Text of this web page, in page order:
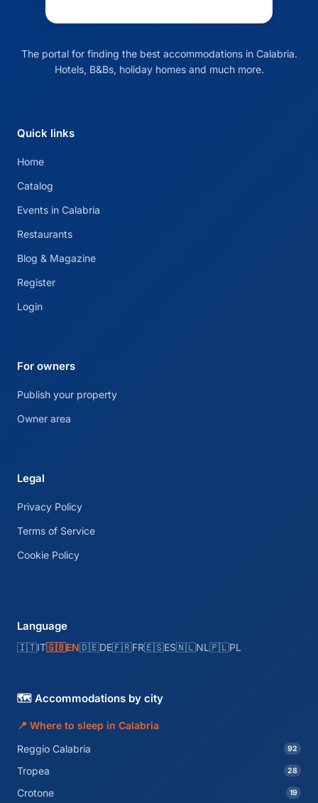
The portal for finding the best accommodations in Calabria.
Hotels, B&Bs, holiday homes and much more.
Quick links
Home
Catalog
Events in Calabria
Restaurants
Blog & Magazine
Register
Login
For owners
Publish your property
Owner area
Legal
Privacy Policy
Terms of Service
Cookie Policy
Language
🇮🇹IT🇬🇧EN🇩🇪DE🇫🇷FR🇪🇸ES🇳🇱NL🇵🇱PL
🗺️ Accommodations by city
📍 Where to sleep in Calabria
Reggio Calabria
92
Tropea 28
Crotone 19